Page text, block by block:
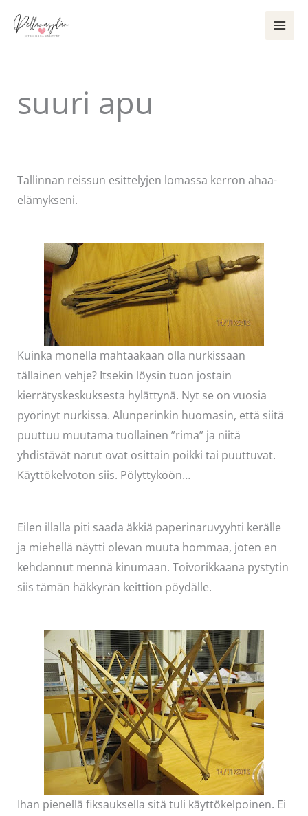
sisältöön
suuri apu
Tallinnan reissun esittelyjen lomassa kerron ahaa-
elämykseni.
Kuinka monella mahtaakaan olla nurkissaan
tällainen vehje? Itsekin löysin tuon jostain
kierrätyskeskuksesta hylättynä. Nyt se on vuosia
pyörinyt nurkissa. Alunperinkin huomasin, että siitä
puuttuu muutama tuollainen ”rima” ja niitä
yhdistävät narut ovat osittain poikki tai puuttuvat.
Käyttökelvoton siis. Pölyttyköön…
Eilen illalla piti saada äkkiä paperinaruvyyhti kerälle
ja miehellä näytti olevan muuta hommaa, joten en
kehdannut mennä kinumaan. Toivorikkaana pystytin
siis tämän häkkyrän keittiön pöydälle.
Ihan pienellä fiksauksella sitä tuli käyttökelpoinen. Ei